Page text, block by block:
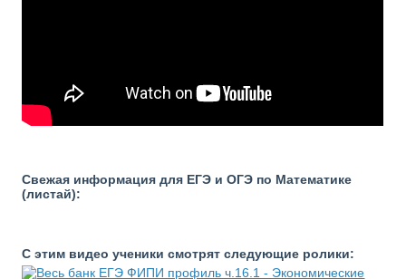
Свежая информация для ЕГЭ и ОГЭ по Математике
(листай):
С этим видео ученики смотрят следующие ролики: